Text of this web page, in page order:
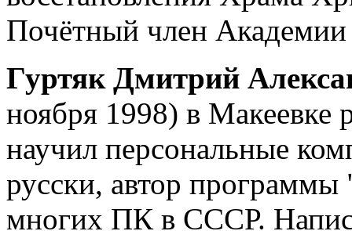
Почётный член
Гуртяк Дмитрий
ноября 1998) в Макеевке
научил персональные
русски, автор
многих ПК в СССР.